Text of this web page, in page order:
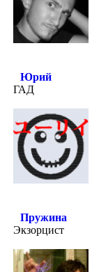
Юрий
ГАД
Пружина
Экзорцист